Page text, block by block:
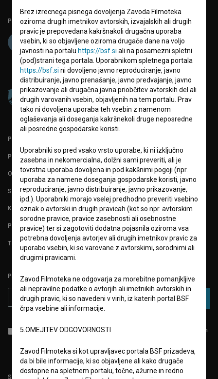
Projekt sofinancira:
PARTNERJI
POGOJI UPORABE
O PROJEKTU
STATISTIKA
KONTAKT
POGOSTA VPRAŠANJA
TEST FUNKCIONALNOSTI
PRIJAVITE SE NA BSF NOVIČNIK:
PRIJAVA
Sprejemamsplošne pogojein dajem
za zbiranje, hrambo in
Sledite nam na:
Brez izrecnega pisnega dovoljenja Zavoda Filmoteka
oziroma drugih imetnikov avtorskih, izvajalskih ali drugih
pravic je prepovedana kakršnakoli drugačna uporaba
vsebin, ki so objavljene oziroma drugače dane na voljo
javnosti na portalu https://bsf.si ali na posamezni spletni
(pod)strani tega portala. Uporabnikom spletnega portala
https://bsf.si ni dovoljeno javno reproduciranje, javno
distribuiranje, javno prenašanje, javno predvajanje, javno
prikazovanje ali drugačna javna priobčitev avtorskih del ali
drugih varovanih vsebin, objavljenih na tem portalu. Prav
tako ni dovoljena uporaba teh vsebin z namenom
oglaševanja ali doseganja kakršnekoli druge neposredne
ali posredne gospodarske koristi.
Uporabniki so pred vsako vrsto uporabe, ki ni izključno
zasebna in nekomercialna, dolžni sami preveriti, ali je
tovrstna uporaba dovoljena in pod kakšnimi pogoji (npr.
uporaba za namene doseganja gospodarske koristi, javno
reproduciranje, javno distribuiranje, javno prikazovanje,
ipd.). Uporabniki morajo vselej predhodno preveriti vsebino
oznak o avtorski in drugih pravicah (kot so npr. avtorskim
sorodne pravice, pravice zasebnosti ali osebnostne
pravice) ter si zagotoviti dodatna pojasnila oziroma vsa
potrebna dovoljenja avtorjev ali drugih imetnikov pravic za
uporabo vsebin, ki so varovane z avtorskimi, sorodnimi ali
drugimi pravicami.
Zavod Filmoteka ne odgovarja za morebitne pomanjkljive
ali nepravilne podatke o avtorjih ali imetnikih avtorskih in
drugih pravic, ki so navedeni v virih, iz katerih portal BSF
črpa vsebine ali informacije.
5.OMEJITEV ODGOVORNOSTI
Zavod Filmoteka si kot upravljavec portala BSF prizadeva,
da bi bile informacije, ki so objavljene ali kako drugače
dostopne na spletnem portalu, točne, ažurne in redno